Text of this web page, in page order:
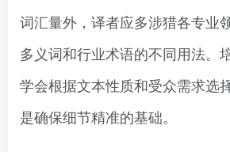
词汇量外，译者应多涉猎各专业
多义词和行业术语的不同用法。
学会根据文本性质和受众需求选
是确保细节精准的基础。